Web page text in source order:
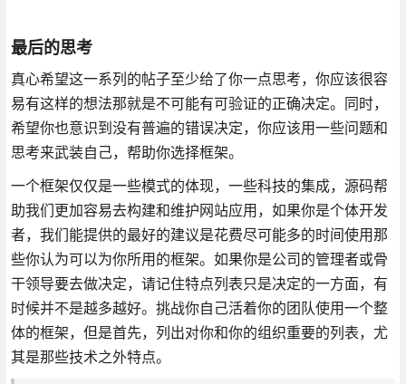
最后的思考
真心希望这一系列的帖子至少给了你一点思考，你应该很容
易有这样的想法那就是不可能有可验证的正确决定。同时，
希望你也意识到没有普遍的错误决定，你应该用一些问题和
思考来武装自己，帮助你选择框架。
一个框架仅仅是一些模式的体现，一些科技的集成，源码帮
助我们更加容易去构建和维护网站应用，如果你是个体开发
者，我们能提供的最好的建议是花费尽可能多的时间使用那
些你认为可以为你所用的框架。如果你是公司的管理者或骨
干领导要去做决定，请记住特点列表只是决定的一方面，有
时候并不是越多越好。挑战你自己活着你的团队使用一个整
体的框架，但是首先，列出对你和你的组织重要的列表，尤
其是那些技术之外特点。